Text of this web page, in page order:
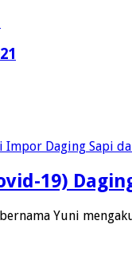
19)
Yuni